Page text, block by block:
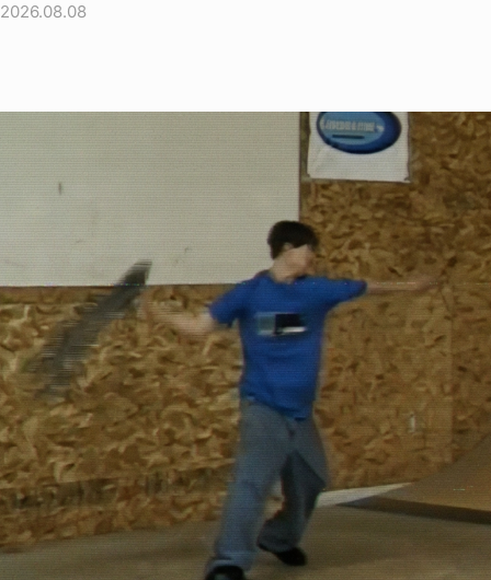
2026.08.08